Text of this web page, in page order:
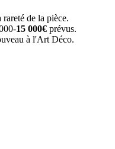
de la pièce.
15 000€ prévus.
à l'Art Déco.